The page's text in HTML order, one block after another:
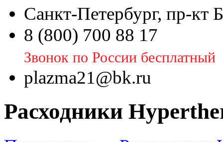
Санкт-Петербург, пр-кт
8 (800) 700 88 17
Звонок по России бесплатный
plazma21@bk.ru
Расходники